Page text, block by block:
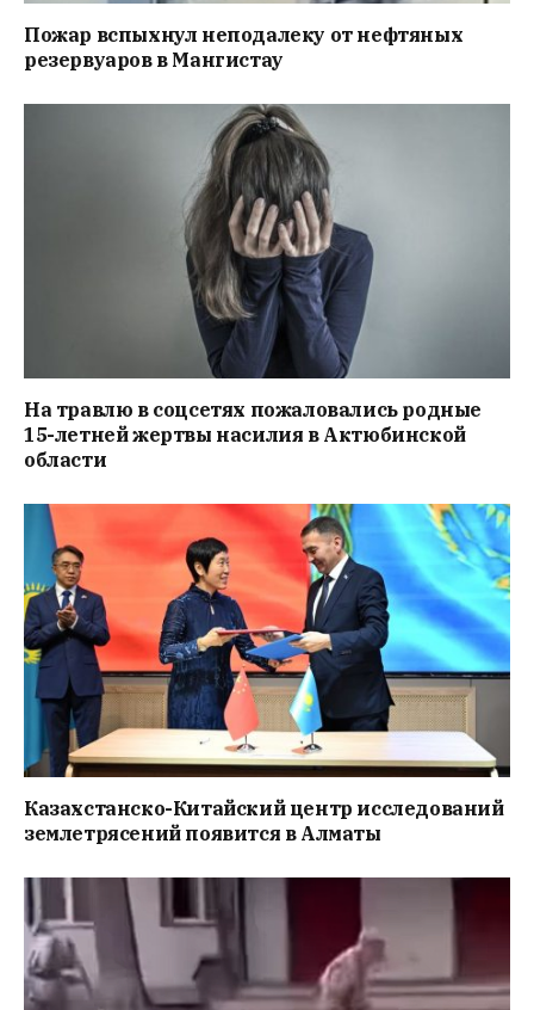
Пожар вспыхнул неподалеку от нефтяных
резервуаров в Мангистау
На травлю в соцсетях пожаловались родные
15-летней жертвы насилия в Актюбинской
области
Казахстанско-Китайский центр исследований
землетрясений появится в Алматы